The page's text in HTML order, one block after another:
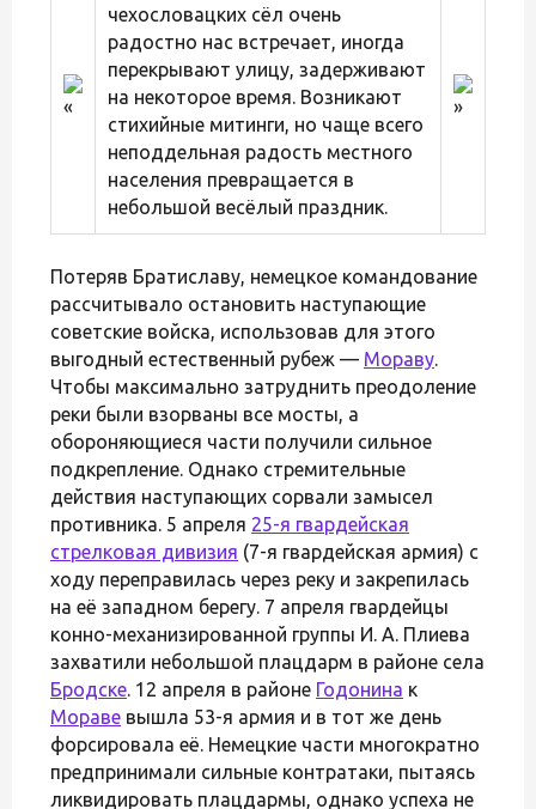
чехословацких сёл очень
радостно нас встречает, иногда
перекрывают улицу, задерживают
на некоторое время. Возникают
стихийные митинги, но чаще всего
неподдельная радость местного
населения превращается в
небольшой весёлый праздник.
Потеряв Братиславу, немецкое командование
рассчитывало остановить наступающие
советские войска, использовав для этого
выгодный естественный рубеж — Мораву.
Чтобы максимально затруднить преодоление
реки были взорваны все мосты, а
обороняющиеся части получили сильное
подкрепление. Однако стремительные
действия наступающих сорвали замысел
противника. 5 апреля 25-я гвардейская
стрелковая дивизия (7-я гвардейская армия) с
ходу переправилась через реку и закрепилась
на её западном берегу. 7 апреля гвардейцы
конно-механизированной группы И. А. Плиева
захватили небольшой плацдарм в районе села
Бродске. 12 апреля в районе Годонина к
Мораве вышла 53-я армия и в тот же день
форсировала её. Немецкие части многократно
предпринимали сильные контратаки, пытаясь
ликвидировать плацдармы, однако успеха не